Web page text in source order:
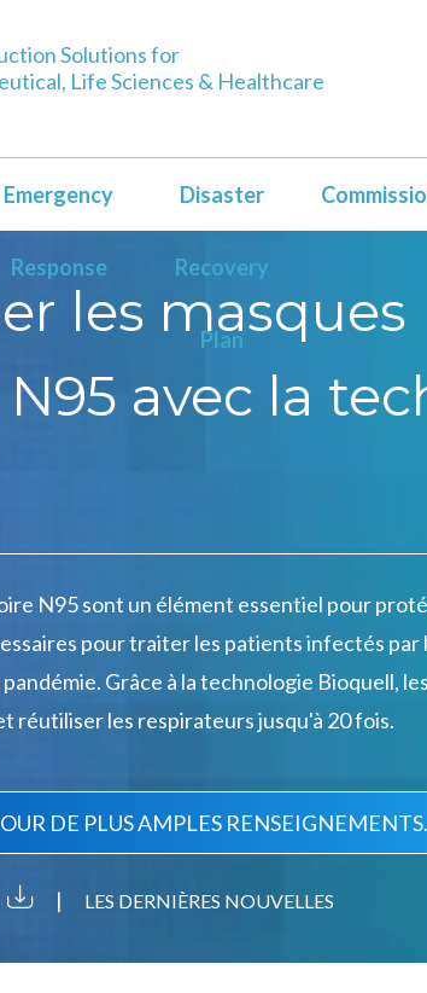
Solutions for
Life Sciences & Healthcare
Emergency
Response
Disaster
Recovery
Plan
les masques
avec la
N95 sont un élément essentiel pour
pour traiter les patients infectés par
Grâce à la technologie Bioquell,
réutiliser les respirateurs jusqu'à 20 fois.
DE PLUS AMPLES RENSEIGNEMENTS.
| LES DERNIÈRES NOUVELLES